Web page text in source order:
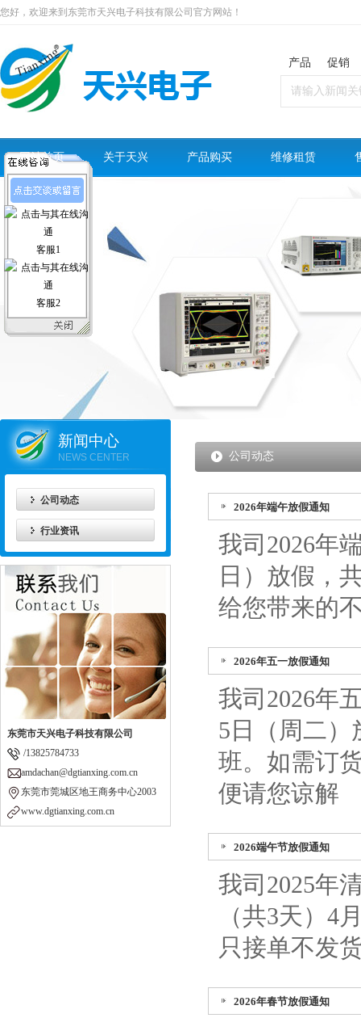
您好，欢迎来到东莞市天兴电子科技有限公司官方网站！
产品 促销
网站首页 关于天兴 产品购买 维修租赁
新闻中心
NEWS CENTER
公司动态
行业资讯
东莞市天兴电子科技有限公司
/13825784733
amdachan@dgtianxing.com.cn
东莞市莞城区地王商务中心2003
www.dgtianxing.com.cn
公司动态
2026年端午放假通知
我司2026年
日）放假，
给您带来的
2026年五一放假通知
我司2026年
5日（周二）
班。如需订
便请您谅解
2026端午节放假通知
我司2025年
（共3天）4
只接单不发
2026年春节放假通知
客服1
客服2